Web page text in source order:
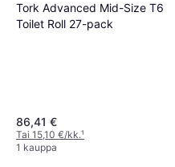
Tork Advanced Mid-Size T6
Toilet Roll 27-pack
86,41 €
Tai 15,10 €/kk.¹
1 kauppa